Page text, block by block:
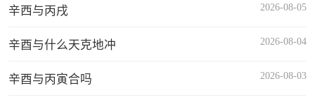
辛西与丙戌 2026-08-05
辛酉与什么天克地冲 2026-08-04
辛酉与丙寅合吗 2026-08-03